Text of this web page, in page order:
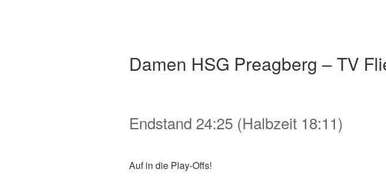
Damen HSG Preagberg – TV
Endstand 24:25 (Halbzeit 18:11)
Auf in die Play-Offs!